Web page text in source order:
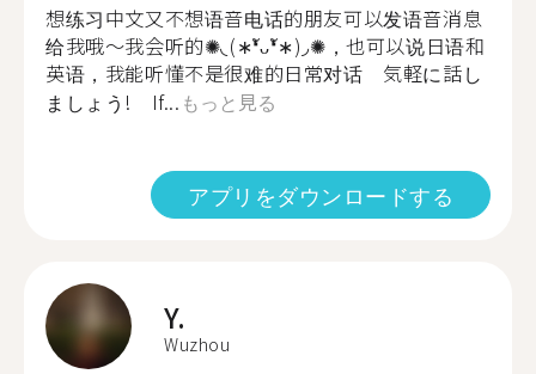
想练习中文又不想语音电话的朋友可以发语音消息
给我哦～我会听的✺◟(∗❛ัᴗ❛ั∗)◞✺，也可以说日语和
英语，我能听懂不是很难的日常对话 気軽に話し
ましょう! If... もっと見る
アプリをダウンロードする
Y.
Wuzhou